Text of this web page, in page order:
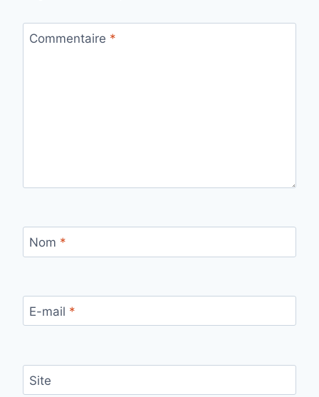
Commentaire *
Nom *
E-mail *
Site